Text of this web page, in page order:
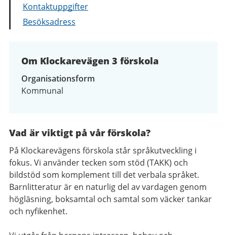
Kontaktuppgifter
Besöksadress
Om Klockarevägen 3 förskola
Organisationsform
Kommunal
Vad är viktigt på vår förskola?
På Klockarevägens förskola står språkutveckling i
fokus. Vi använder tecken som stöd (TAKK) och
bildstöd som komplement till det verbala språket.
Barnlitteratur är en naturlig del av vardagen genom
högläsning, boksamtal och samtal som väcker tankar
och nyfikenhet.